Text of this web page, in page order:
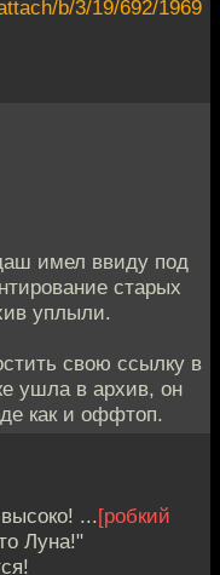
b/3/19/692/1969
имел ввиду под
старых
уплыли.
свою ссылку в
ушла в архив, он
как и оффтоп.
...[робкий
Луна!"